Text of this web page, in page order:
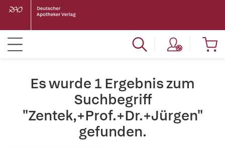
Es wurde 1 Ergebnis zum
Suchbegriff
"Zentek,+Prof.+Dr.+Jürgen"
gefunden.